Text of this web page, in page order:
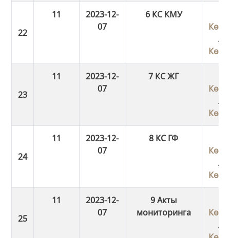
11
2023-12-
07
6 КС КМУ
/
11
2023-12-
07
7 КС ЖГ
/
11
2023-12-
07
8 КС ГФ
/
11
2023-12-
07
9 Акты
мониторинга
/